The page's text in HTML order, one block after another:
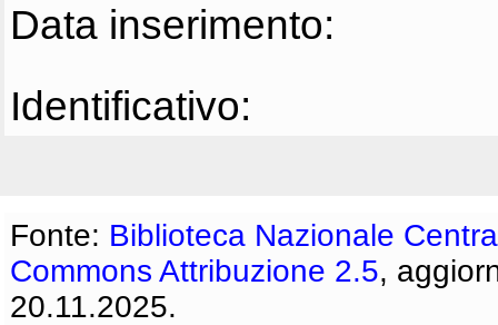
Data inserimento:
Identificativo:
Fonte: Biblioteca Nazionale
Commons Attribuzione 2.5,
20.11.2025.